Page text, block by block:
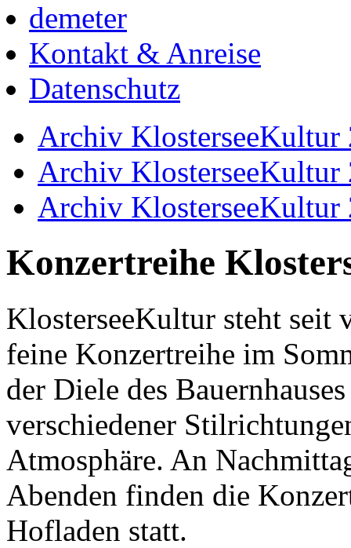
demeter
Kontakt & Anreise
Datenschutz
Archiv KlosterseeKultur
Archiv KlosterseeKultur
Archiv KlosterseeKultur
Konzertreihe
KlosterseeKultur steht seit
feine Konzertreihe im
der Diele des
verschiedener
Atmosphäre. An
Abenden finden die
Hofladen statt.